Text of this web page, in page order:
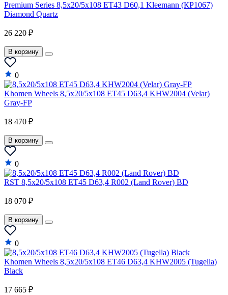
Premium Series 8,5x20/5x108 ET43 D60,1 Kleemann (КР1067)
Diamond Quartz
26 220 ₽
В корзину
0
Khomen Wheels 8,5x20/5x108 ET45 D63,4 KHW2004 (Velar)
Gray-FP
18 470 ₽
В корзину
0
RST 8,5x20/5x108 ET45 D63,4 R002 (Land Rover) BD
18 070 ₽
В корзину
0
Khomen Wheels 8,5x20/5x108 ET46 D63,4 KHW2005 (Tugella)
Black
17 665 ₽